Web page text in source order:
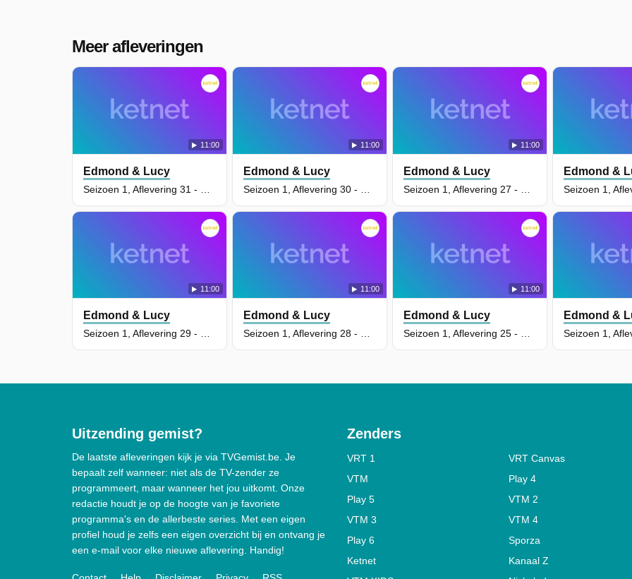
Meer afleveringen
11:00
Edmond & Lucy
11:00
Edmond & Lucy
11:00
Edmond & Lucy
11:00
Edmond & Lucy
11:00
Edmond & Lucy Edmond &
11:00
Edmond & Lucy Edmond &
Uitzending gemist?
De laatste afleveringen kijk je via TVGemist.be. Je
bepaalt zelf wanneer: niet als de TV-zender ze
programmeert, maar wanneer het jou uitkomt. Onze
redactie houdt je op de hoogte van je favoriete
programma's en de allerbeste series. Met een eigen
profiel houd je zelfs een eigen overzicht bij en ontvang je
een e-mail voor elke nieuwe aflevering. Handig!
Zenders
VRT 1
VRT Canvas
VTM
Play 4
Play 5
VTM 2
VTM 3
VTM 4
Play 6
Sporza
Ketnet
Kanaal Z